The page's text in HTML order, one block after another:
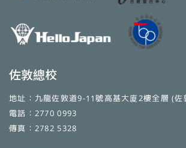
佐敦總校
地址：九龍佐敦道9-11號高基大廈2樓全層 (佐
電話：2770 0993
傳真：2782 5328